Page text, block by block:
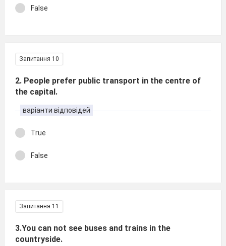
False
Запитання 10
2. People prefer public transport in the centre of
the capital.
варіанти відповідей
True
False
Запитання 11
3.You can not see buses and trains in the
countryside.